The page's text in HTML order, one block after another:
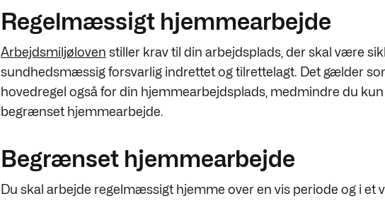
Regelmæssigt hjemmearbejde
Arbejdsmiljøloven stiller krav til din arbejdsplads, der skal være
sundhedsmæssig forsvarlig indrettet og tilrettelagt. Det gælder
hovedregel også for din hjemmearbejdsplads, medmindre du
begrænset hjemmearbejde.
Begrænset hjemmearbejde
Du skal arbejde regelmæssigt hjemme over en vis periode og i et